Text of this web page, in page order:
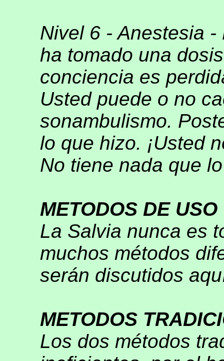
Nivel 6 - Anestesia
ha tomado una
conciencia es
Usted puede o no
sonambulismo.
lo que hizo. ¡Usted
No tiene nada que
METODOS DE USO
La Salvia nunca es
muchos métodos
serán discutidos
METODOS
Los dos métodos